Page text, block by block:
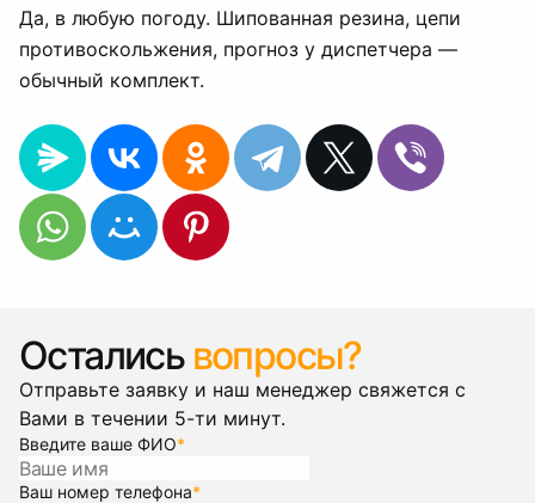
Да, в любую погоду. Шипованная резина, цепи
противоскольжения, прогноз у диспетчера —
обычный комплект.
Остались вопросы?
Отправьте заявку и наш менеджер свяжется с
Вами в течении 5-ти минут.
Введите ваше ФИО*
Ваш номер телефона*